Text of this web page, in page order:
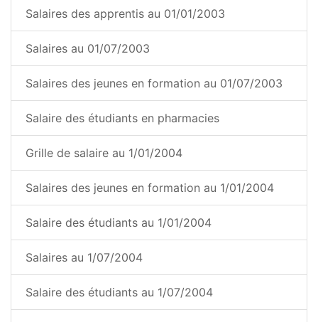
Salaires des apprentis au 01/01/2003
Salaires au 01/07/2003
Salaires des jeunes en formation au 01/07/2003
Salaire des étudiants en pharmacies
Grille de salaire au 1/01/2004
Salaires des jeunes en formation au 1/01/2004
Salaire des étudiants au 1/01/2004
Salaires au 1/07/2004
Salaire des étudiants au 1/07/2004